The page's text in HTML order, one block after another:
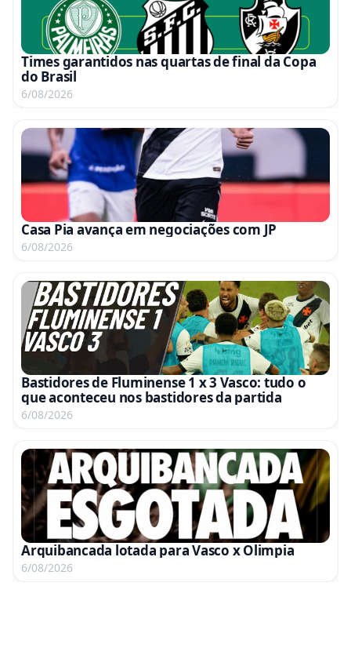
Times garantidos nas quartas de final da Copa
do Brasil
6/08/2026
Casa Pia avança em negociações com JP
6/08/2026
Bastidores de Fluminense 1 x 3 Vasco: tudo o
que aconteceu nos bastidores da partida
6/08/2026
Arquibancada lotada para Vasco x Olimpia
6/08/2026